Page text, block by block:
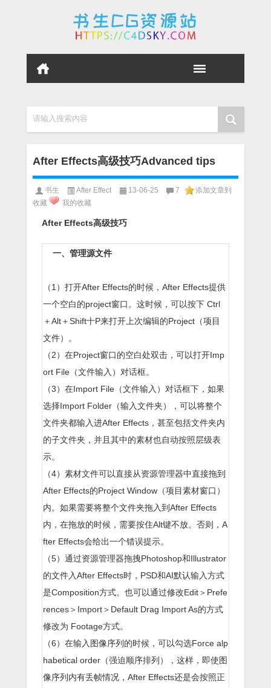
请输入搜索内容
After Effects高级技巧Advanced tips
书生 After Effect 13-06-25 7
添加文章到
收藏
我的收藏
After Effects高级技巧
一、管理源文件
（1）打开After Effects的时候，After Effects提供
一个空白的project窗口。这时候，可以按下 Ctrl
＋Alt＋Shift十P来打开上次编辑的Project（项目
文件）。
（2）在Project窗口的空白处双击，可以打开Imp
ort File（文件输入）对话框。
（3）在Import File（文件输入）对话框下，如果
选择Import Folder（输入文件夹），可以将整个
文件夹都输入进After Effects，甚至包括文件夹内
的子文件夹，并且其中的素材也自动按照层级表
示。
（4）素材文件可以直接从资源管理器中直接拖到
After Effects的Project Window（项目素材窗口）
内。如果需要将整个文件夹拖入到After Effects
内，在拖放的时候，需要按住Alt键不放。否则，A
fter Effects会给出一个错误提示。
（5）通过资源管理器拖拽Photoshop和Illustrator
的文件入After Effects时，PSD和AI默认输入方式
是Composition方式。也可以通过修改Edit＞Prefe
rences＞Import＞Default Drag Import As的方式
修改为 Footage方式。
（6）在输入图像序列的时候，可以勾选Force alp
habetical order（强迫顺序排列），这样，即使图
像序列内有丢帧情况，After Effects还是会按照正